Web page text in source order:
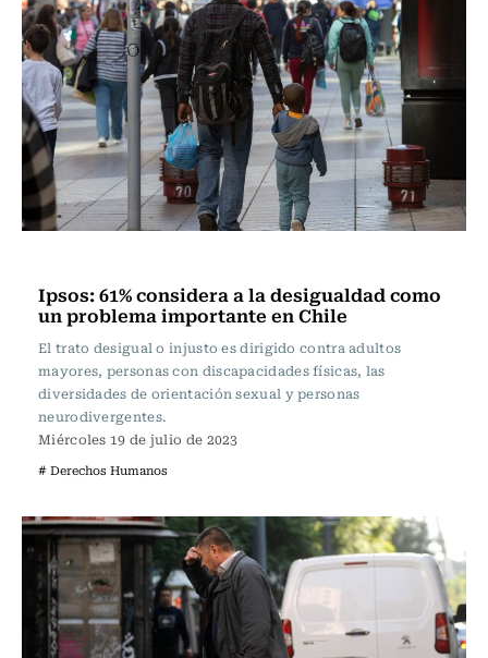
Ipsos: 61% considera a la desigualdad como
un problema importante en Chile
El trato desigual o injusto es dirigido contra adultos
mayores, personas con discapacidades físicas, las
diversidades de orientación sexual y personas
neurodivergentes.
Miércoles 19 de julio de 2023
# Derechos Humanos